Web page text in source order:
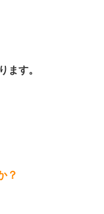
ます。
？